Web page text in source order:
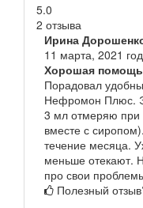
5.0
2 отзыва
Ирина
11 марта, 2021 год
Хорошая помощь
Порадовал
Нефромон Плюс.
3 мл отмеряю
вместе с
течение месяца.
меньше отекают.
про свои
Полезный